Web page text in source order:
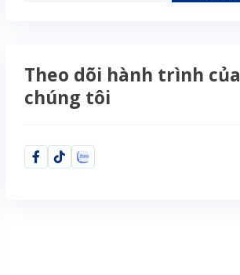
Theo dõi hành trình của
chúng tôi